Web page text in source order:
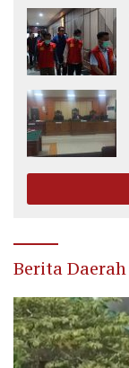
Berita Daerah